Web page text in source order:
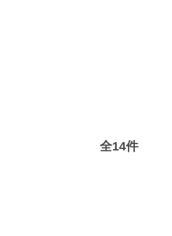
全14件